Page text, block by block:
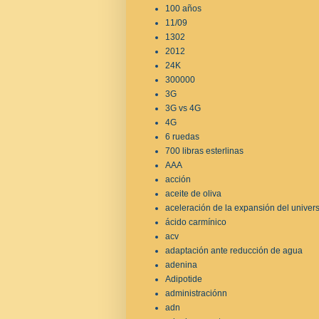
100 años
11/09
1302
2012
24K
300000
3G
3G vs 4G
4G
6 ruedas
700 libras esterlinas
AAA
acción
aceite de oliva
aceleración de la expansión del
ácido carmínico
acv
adaptación ante reducción de agua
adenina
Adipotide
administraciónn
adn